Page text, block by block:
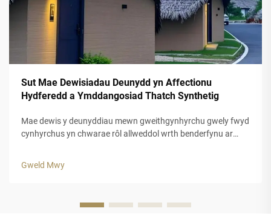
Sut Mae Dewisiadau Deunydd yn Affectionu
Hydferedd a Ymddangosiad Thatch Synthetig
Mae dewis y deunyddiau mewn gweithgynhyrchu gwely fwyd
cynhyrchus yn chwarae rôl allweddol wrth benderfynu ar
wedi diwydrio'r diwydiant adeiladu trwy gynnig...
Gweld Mwy